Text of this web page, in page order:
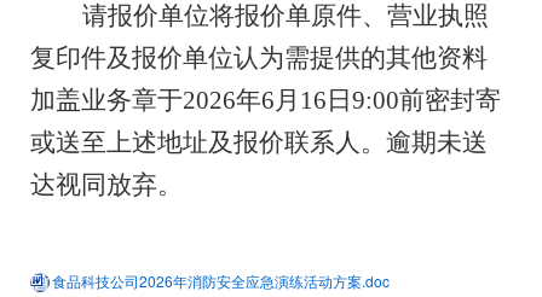
请报价单位将报价单原件、 营业执照
复印件及报价单位认为需提供的其他资料
加盖业务章于2026年6月 16 日 9:00前密封寄
或送至上述地址及报价联系人。 逾期未送
达视同放弃。
食品科技公司2026年消防安全应急演练活动方案.doc